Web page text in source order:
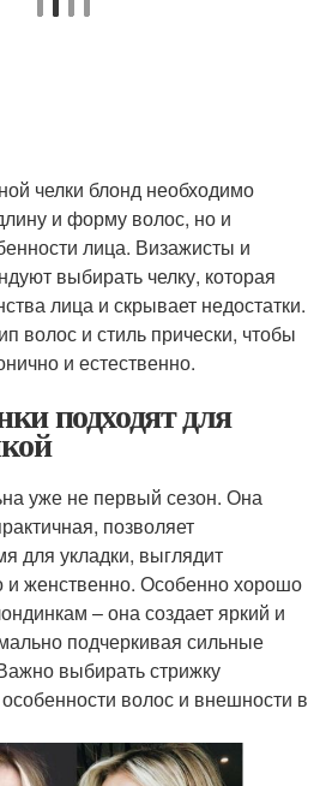
челки блонд необходимо
и форму волос, но и
лица. Визажисты и
выбирать челку, которая
лица и скрывает недостатки.
волос и стиль прически, чтобы
и естественно.
подходят для
уже не первый сезон. Она
позволяет
для укладки, выглядит
и женственно. Особенно хорошо
– она создает яркий и
подчеркивая сильные
выбирать стрижку
волос и внешности в